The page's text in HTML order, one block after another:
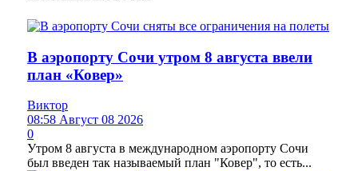
В аэропорту Сочи утром 8 августа ввели
план «Ковер»
Виктор
08:58 Август 08 2026
0
Утром 8 августа в международном аэропорту Сочи
был введен так называемый план "Ковер", то есть...